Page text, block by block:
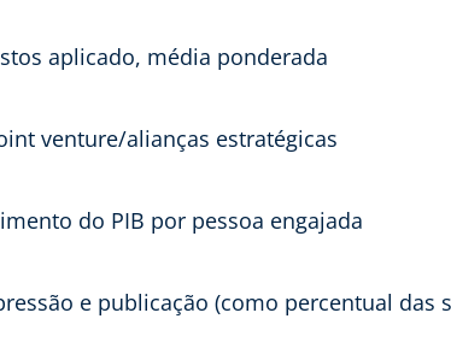
aplicado, média ponderada
venture/alianças estratégicas
do PIB por pessoa engajada
e publicação (como percentual das